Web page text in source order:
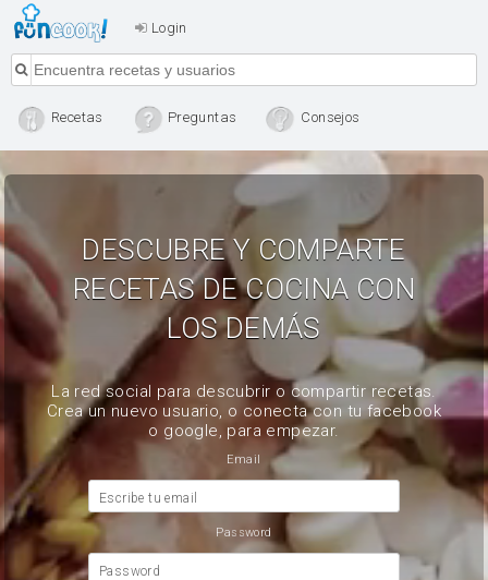
Login
Recetas Preguntas Consejos
DESCUBRE Y COMPARTE
RECETAS DE COCINA CON
LOS DEMÁS
La red social para descubrir o compartir recetas.
Crea un nuevo usuario, o conecta con tu facebook
o google, para empezar.
Email
Escribe tu email
Password
Password